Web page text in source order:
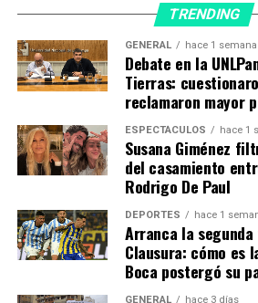
Hondius, se ve fondeado en el puerto
Tenerife, en las islas Canarias,
mayo de 2026. (AP Foto/Arturo
“Nuestra
termina en el puerto”
Dobrogowski advirtió sobre el
palabras sacadas de contexto”,
dolorosas para las personas a
cuando ya atraviesan situaciones de
e incertidumbre.
“Como capitán del Hondius,mi
TRENDING
GENERAL hace 1 semana
Debate en la
Tierras:
reclamaron mayor
ESPECTÁCULOS hace 1
Susana Giménez
del casamiento
Rodrigo De Paul
DEPORTES hace 1
Arranca la
Clausura: cómo es
Boca postergó su
GENERAL hace 3 días